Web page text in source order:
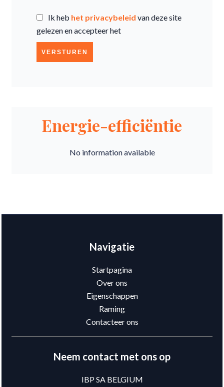
Ik heb het privacybeleid van deze site
gelezen en accepteer het
VERSTUREN
Energie-efficiëntie
No information available
Navigatie
Startpagina
Over ons
Eigenschappen
Raming
Contacteer ons
Neem contact met ons op
IBP SA BELGIUM